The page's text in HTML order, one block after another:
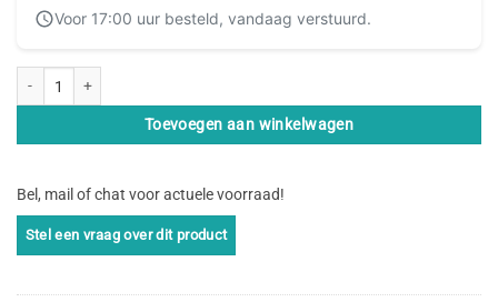
Voor 17:00 uur besteld, vandaag verstuurd.
Toevoegen aan winkelwagen
Bel, mail of chat voor actuele voorraad!